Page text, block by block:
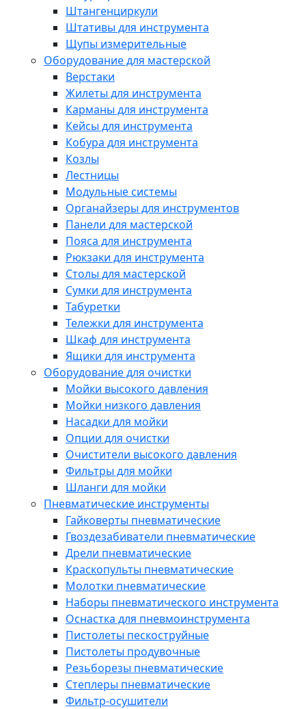
Штангенциркули
Штативы для инструмента
Щупы измерительные
Оборудование для мастерской
Верстаки
Жилеты для инструмента
Карманы для инструмента
Кейсы для инструмента
Кобура для инструмента
Козлы
Лестницы
Модульные системы
Органайзеры для инструментов
Панели для мастерской
Пояса для инструмента
Рюкзаки для инструмента
Столы для мастерской
Сумки для инструмента
Табуретки
Тележки для инструмента
Шкаф для инструмента
Ящики для инструмента
Оборудование для очистки
Мойки высокого давления
Мойки низкого давления
Насадки для мойки
Опции для очистки
Очистители высокого давления
Фильтры для мойки
Шланги для мойки
Пневматические инструменты
Гайковерты пневматические
Гвоздезабиватели пневматические
Дрели пневматические
Краскопульты пневматические
Молотки пневматические
Наборы пневматического инструмента
Оснастка для пневмоинструмента
Пистолеты пескоструйные
Пистолеты продувочные
Резьборезы пневматические
Степлеры пневматические
Фильтр-осушители